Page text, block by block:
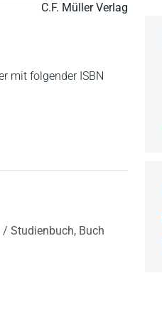
C.F. Müller Verlag
mit folgender ISBN
/ Studienbuch, Buch